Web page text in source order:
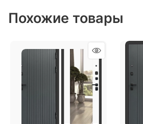
Похожие товары